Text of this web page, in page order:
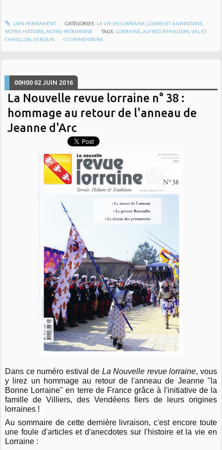
LIEN PERMANENT CATÉGORIES : LA VIE EN LORRAINE, LOISIRS ET ANIMATIONS,
NOTRE HISTOIRE NOTRE PATRIMOINE TAGS : LORRAINE ,ALFRED RENAUDIN ,VAL ET
CHATILLON ,VERDUN 0 COMMENTAIRE
00H00 02 JUIN 2016
La Nouvelle revue lorraine n° 38 :
hommage au retour de l'anneau de
Jeanne d'Arc
Dans ce numéro estival de La Nouvelle revue lorraine, vous
y lirez un hommage au retour de l'anneau de Jeanne "la
Bonne Lorraine" en terre de France grâce à l'initiative de la
famille de Villiers, des Vendéens fiers de leurs origines
lorraines !
Au sommaire de cette dernière livraison, c'est encore toute
une foule d'articles et d'anecdotes sur l'histoire et la vie en
Lorraine :